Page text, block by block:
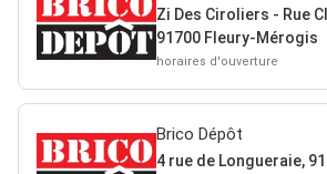
Zi Des Ciroliers - Rue
91700 Fleury-Mérogis
horaires d'ouverture
Brico Dépôt
4 rue de Longueraie,